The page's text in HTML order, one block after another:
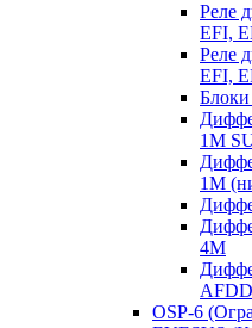
Реле
EFI,
Реле
EFI,
1M
1M
4M
OSP-6